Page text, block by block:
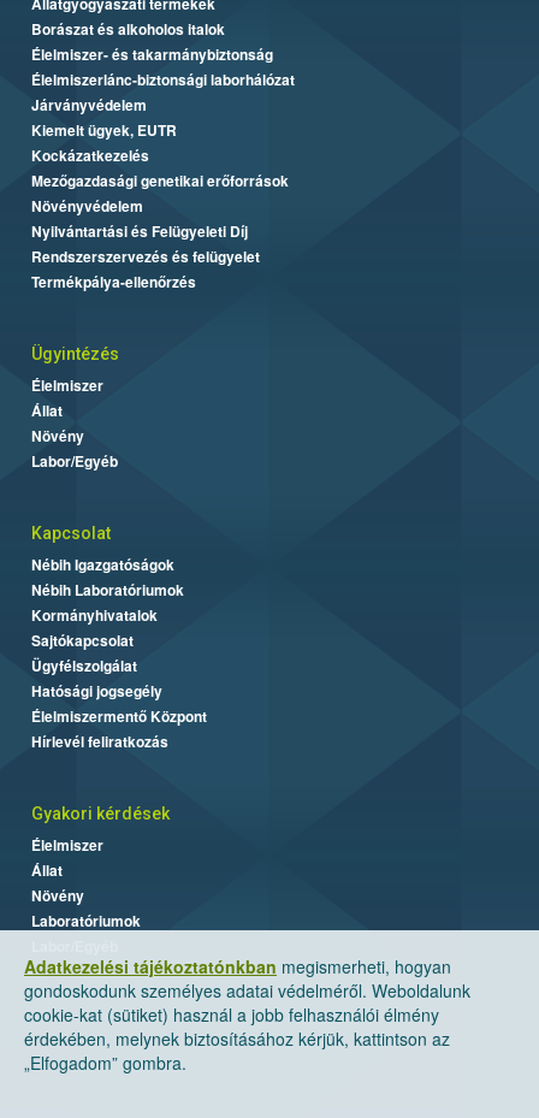
Adatkezelési tájékoztatónkban megismerheti, hogyan
gondoskodunk személyes adatai védelméről. Weboldalunk
cookie-kat (sütiket) használ a jobb felhasználói élmény
érdekében, melynek biztosításához kérjük, kattintson az
„Elfogadom” gombra.
Borászat és alkoholos italok
Élelmiszer- és takarmánybiztonság
Élelmiszerlánc-biztonsági laborhálózat
Járványvédelem
Kiemelt ügyek, EUTR
Kockázatkezelés
Mezőgazdasági genetikai erőforrások
Növényvédelem
Nyilvántartási és Felügyeleti Díj
Rendszerszervezés és felügyelet
Termékpálya-ellenőrzés
Ügyintézés
Élelmiszer
Állat
Növény
Labor/Egyéb
Kapcsolat
Nébih Igazgatóságok
Nébih Laboratóriumok
Kormányhivatalok
Sajtókapcsolat
Ügyfélszolgálat
Hatósági jogsegély
Élelmiszermentő Központ
Hírlevél feliratkozás
Gyakori kérdések
Élelmiszer
Állat
Növény
Laboratóriumok